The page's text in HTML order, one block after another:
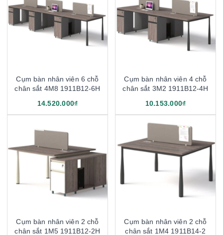
Cụm bàn nhân viên 6 chỗ
chân sắt 4M8 1911B12-6H
14.520.000₫
Cụm bàn nhân viên 4 chỗ
chân sắt 3M2 1911B12-4H
10.153.000₫
Cụm bàn nhân viên 2 chỗ
chân sắt 1M5 1911B12-2H
Cụm bàn nhân viên 2 chỗ
chân sắt 1M4 1911B14-2